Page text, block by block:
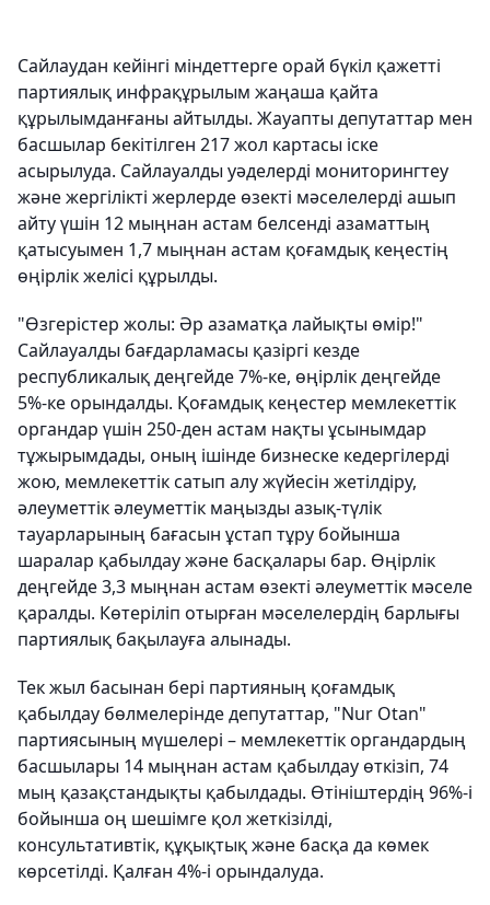
Сайлаудан кейінгі міндеттерге орай бүкіл қажетті
партиялық инфрақұрылым жаңаша қайта
құрылымданғаны айтылды. Жауапты депутаттар мен
басшылар бекітілген 217 жол картасы іске
асырылуда. Сайлауалды уәделерді мониторингтеу
және жергілікті жерлерде өзекті мәселелерді ашып
айту үшін 12 мыңнан астам белсенді азаматтың
қатысуымен 1,7 мыңнан астам қоғамдық кеңестің
өңірлік желісі құрылды.
"Өзгерістер жолы: Әр азаматқа лайықты өмір!"
Сайлауалды бағдарламасы қазіргі кезде
республикалық деңгейде 7%-ке, өңірлік деңгейде
5%-ке орындалды. Қоғамдық кеңестер мемлекеттік
органдар үшін 250-ден астам нақты ұсынымдар
тұжырымдады, оның ішінде бизнеске кедергілерді
жою, мемлекеттік сатып алу жүйесін жетілдіру,
әлеуметтік әлеуметтік маңызды азық-түлік
тауарларының бағасын ұстап тұру бойынша
шаралар қабылдау және басқалары бар. Өңірлік
деңгейде 3,3 мыңнан астам өзекті әлеуметтік мәселе
қаралды. Көтеріліп отырған мәселелердің барлығы
партиялық бақылауға алынады.
Тек жыл басынан бері партияның қоғамдық
қабылдау бөлмелерінде депутаттар, "Nur Otan"
партиясының мүшелері – мемлекеттік органдардың
басшылары 14 мыңнан астам қабылдау өткізіп, 74
мың қазақстандықты қабылдады. Өтініштердің 96%-і
бойынша оң шешімге қол жеткізілді,
консультативтік, құқықтық және басқа да көмек
көрсетілді. Қалған 4%-і орындалуда.